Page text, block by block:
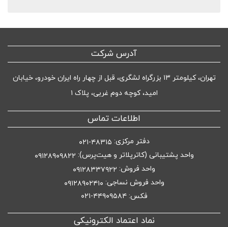
آدرس شرکت
تهران، کیلومتر ۱۳ بزرگراه لشگری، قبل از چهار راه ایران خودرو، خیابان
امید، کوچه دوم غربی، پلاک ۱
اطلاعات تماس
دفتر مرکزی: ۴۸۳۱۵-۰۲۱
واحد پشتیبانی (کاترپلاتر و هیت‌پرس): ۰۹۱۲۸۹۰۹۸۲۲
واحد فروش: ۰۹۱۲۸۳۳۷۹۲۲
واحد فروش نساجی: ۰۹۱۲۸۹۰۲۴۱۰
فکس: ۴۴۹۰۹۵۸۴-۰۲۱
نماد اعتماد الکترونیکی